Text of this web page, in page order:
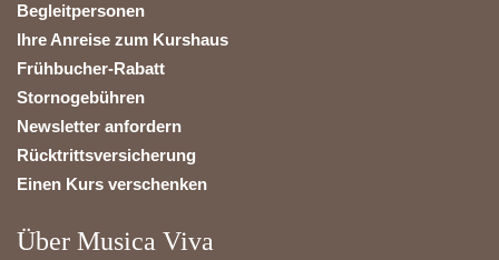
Begleitpersonen
Ihre Anreise zum Kurshaus
Frühbucher-Rabatt
Stornogebühren
Newsletter anfordern
Rücktrittsversicherung
Einen Kurs verschenken
Über Musica Viva